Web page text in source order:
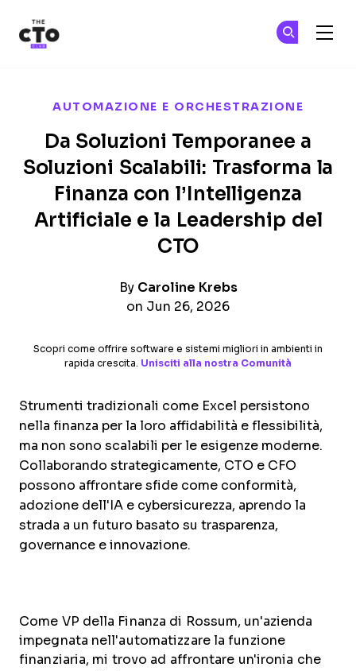
AUTOMAZIONE E ORCHESTRAZIONE
Da Soluzioni Temporanee a
Soluzioni Scalabili: Trasforma la
Finanza con l’Intelligenza
Artificiale e la Leadership del
CTO
By Caroline Krebs
on Jun 26, 2026
Scopri come offrire software e sistemi migliori in ambienti in
rapida crescita. Unisciti alla nostra Comunità
Strumenti tradizionali come Excel persistono
nella finanza per la loro affidabilità e flessibilità,
ma non sono scalabili per le esigenze moderne.
Collaborando strategicamente, CTO e CFO
possono affrontare sfide come conformità,
adozione dell'IA e cybersicurezza, aprendo la
strada a un futuro basato su trasparenza,
governance e innovazione.
Come VP della Finanza di Rossum, un'azienda
impegnata nell'automatizzare la funzione
finanziaria, mi trovo ad affrontare un'ironia che